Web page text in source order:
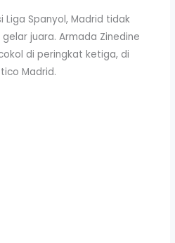
Spanyol, Madrid tidak
juara. Armada Zinedine
di peringkat ketiga, di
Madrid.